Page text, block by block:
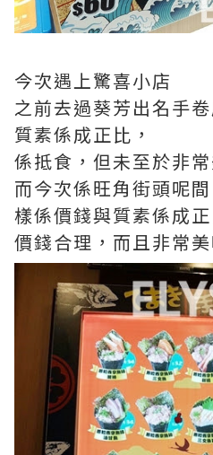
今次遇上驚喜小店
之前去過葵芳出名手
質素係成正比，
係抵食，但未至於非常
而今次係旺角街頭呢
樣係價錢與質素係成正
價錢合理，而且非常美